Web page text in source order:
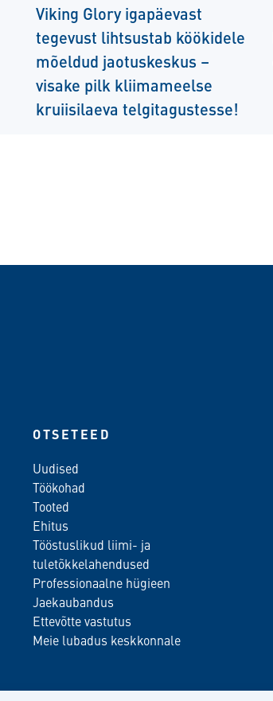
Viking Glory igapäevast
tegevust lihtsustab köökidele
mõeldud jaotuskeskus –
visake pilk kliimameelse
kruiisilaeva telgitagustesse!
OTSETEED
Uudised
Töökohad
Tooted
Ehitus
Tööstuslikud liimi- ja
tuletõkkelahendused
Professionaalne hügieen
Jaekaubandus
Ettevõtte vastutus
Meie lubadus keskkonnale